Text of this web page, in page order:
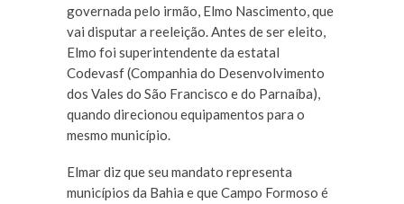
governada pelo irmão, Elmo Nascimento, que
vai disputar a reeleição. Antes de ser eleito,
Elmo foi superintendente da estatal
Codevasf (Companhia do Desenvolvimento
dos Vales do São Francisco e do Parnaíba),
quando direcionou equipamentos para o
mesmo município.
Elmar diz que seu mandato representa
municípios da Bahia e que Campo Formoso é